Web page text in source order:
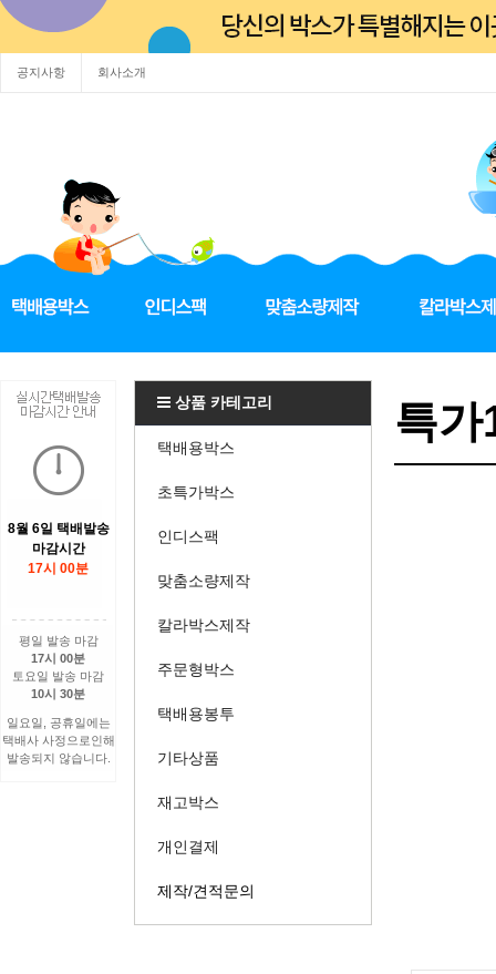
공지사항 회사소개
8월 6일 택배발송
마감시간
17시 00분
평일 발송 마감
17시 00분
토요일 발송 마감
10시 30분
일요일, 공휴일에는
택배사 사정으로인해
발송되지 않습니다.
상품 카테고리
택배용박스
초특가박스
인디스팩
맞춤소량제작
칼라박스제작
주문형박스
택배용봉투
기타상품
재고박스
개인결제
제작/견적문의
특